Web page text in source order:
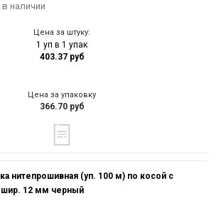
наличии
Цена за штуку:
1 уп в 1 упак
403.37 руб
Цена за упаковку
366.70 руб
нитепрошивная (уп. 100 м) по косой с
шир. 12 мм черный